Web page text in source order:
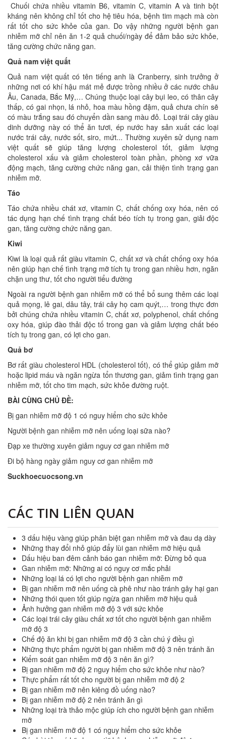
Chuối chứa nhiều vitamin B6, vitamin C, vitamin A và tinh bột
kháng nên không chỉ tốt cho hệ tiêu hóa, bệnh tim mạch mà còn
rất tốt cho sức khỏe của gan. Do vậy những người bệnh gan
nhiễm mỡ chỉ nên ăn 1-2 quả chuối/ngày để đảm bảo sức khỏe,
tăng cường chức năng gan.
Quả nam việt quất
Quả nam việt quất có tên tiếng anh là Cranberry, sinh trưởng ở
những nơi có khí hậu mát mẻ được trồng nhiều ở các nước châu
Âu, Canada, Bắc Mỹ,… Chúng thuộc loại cây bụi leo, có thân cây
thấp, có gai nhọn, lá nhỏ, hoa màu hồng đậm, quả chưa chín sẽ
có màu trắng sau đó chuyển dần sang màu đỏ. Loại trái cây giàu
dinh dưỡng này có thể ăn tươi, ép nước hay sản xuất các loại
nước trái cây, nước sốt, siro, mứt... Thường xuyên sử dụng nam
việt quất sẽ giúp tăng lượng cholesterol tốt, giảm lượng
cholesterol xấu và giảm cholesterol toàn phần, phòng xơ vữa
động mạch, tăng cường chức năng gan, cải thiện tình trạng gan
nhiễm mỡ.
Táo
Táo chứa nhiều chát xơ, vitamin C, chất chống oxy hóa, nên có
tác dụng hạn chế tình trạng chất béo tích tụ trong gan, giải độc
gan, tăng cường chức năng gan.
Kiwi
Kiwi là loại quả rất giàu vitamin C, chất xơ và chất chống oxy hóa
nên giúp hạn chế tình trạng mỡ tích tụ trong gan nhiều hơn, ngăn
chặn ung thư, tốt cho người tiểu đường
Ngoài ra người bệnh gan nhiễm mỡ có thể bổ sung thêm các loại
quả mọng, lê gai, dâu tây, trái cây họ cam quýt,… trong thực đơn
bởi chúng chứa nhiều vitamin C, chất xơ, polyphenol, chất chống
oxy hóa, giúp đào thải độc tố trong gan và giảm lượng chất béo
tích tụ trong gan, có lợi cho gan.
Quả bơ
Bơ rất giàu cholesterol HDL (cholesterol tốt), có thể giúp giảm mỡ
hoặc lipid máu và ngăn ngừa tổn thương gan, giảm tình trạng gan
nhiễm mỡ, tốt cho tim mạch, sức khỏe đường ruột.
BÀI CÙNG CHỦ ĐỀ:
Bị gan nhiễm mỡ độ 1 có nguy hiểm cho sức khỏe
Người bệnh gan nhiễm mỡ nên uống loại sữa nào?
Đạp xe thường xuyên giảm nguy cơ gan nhiễm mỡ
Đi bộ hàng ngày giảm nguy cơ gan nhiễm mỡ
Suckhoecuocsong.vn
CÁC TIN LIÊN QUAN
3 dấu hiệu vàng giúp phân biệt gan nhiễm mỡ và đau dạ dày
Những thay đổi nhỏ giúp đẩy lùi gan nhiễm mỡ hiệu quả
Dấu hiệu ban đêm cảnh báo gan nhiễm mỡ: Đừng bỏ qua
Gan nhiễm mỡ: Những ai có nguy cơ mắc phải
Những loại lá có lợi cho người bệnh gan nhiễm mỡ
Bị gan nhiễm mỡ nên uống cà phê như nào tránh gây hại gan
Những thói quen tốt giúp ngừa gan nhiễm mỡ hiệu quả
Ảnh hưởng gan nhiễm mỡ độ 3 với sức khỏe
Các loại trái cây giàu chất xơ tốt cho người bệnh gan nhiễm
mỡ độ 3
Chế độ ăn khi bị gan nhiễm mỡ độ 3 cần chú ý điều gì
Những thực phẩm người bị gan nhiễm mỡ độ 3 nên tránh ăn
Kiểm soát gan nhiễm mỡ độ 3 nên ăn gì?
Bị gan nhiễm mỡ độ 2 nguy hiểm cho sức khỏe như nào?
Thực phẩm rất tốt cho người bị gan nhiễm mỡ độ 2
Bị gan nhiễm mỡ nên kiêng đồ uống nào?
Bị gan nhiễm mỡ độ 2 nên tránh ăn gì
Những loại trà thảo mộc giúp ích cho người bệnh gan nhiễm
mỡ
Bị gan nhiễm mỡ độ 1 có nguy hiểm cho sức khỏe